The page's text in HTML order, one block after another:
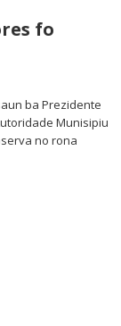
fo
ba Prezidente
Munisipiu
no rona